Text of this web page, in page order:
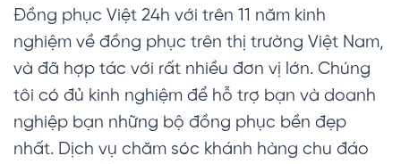
Đồng phục Việt 24h với trên 11 năm kinh
nghiệm về đồng phục trên thị trường Việt Nam,
và đã hợp tác với rất nhiều đơn vị lớn. Chúng
tôi có đủ kinh nghiệm để hỗ trợ bạn và doanh
nghiệp bạn những bộ đồng phục bền đẹp
nhất. Dịch vụ chăm sóc khánh hàng chu đáo